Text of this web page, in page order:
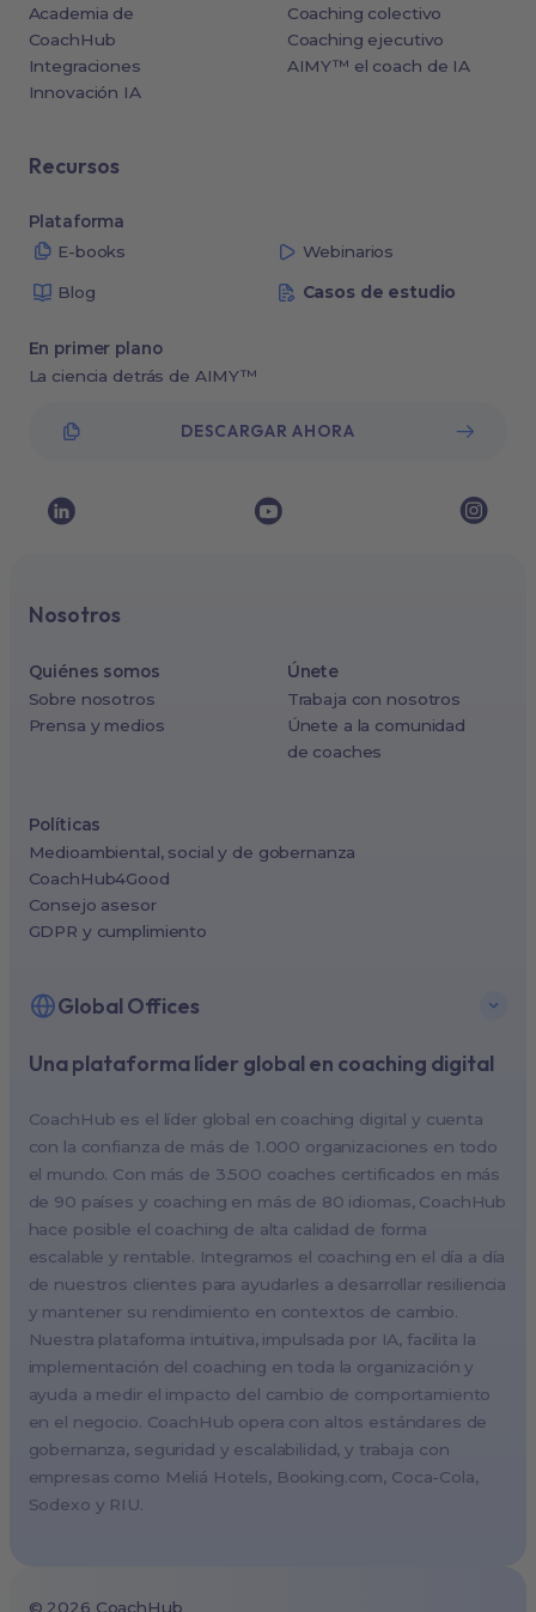
Academia de
CoachHub
Integraciones
Innovación IA
Coaching colectivo
Coaching ejecutivo
AIMY™ el coach de IA
Recursos
Plataforma
E-books
Webinarios
Blog Casos de estudio
En primer plano
La ciencia detrás de AIMY™
DESCARGAR AHORA
Una plataforma líder global en coaching digital
CoachHub es el líder global en coaching digital y cuenta
con la confianza de más de 1.000 organizaciones en todo
el mundo. Con más de 3.500 coaches certificados en más
de 90 países y coaching en más de 80 idiomas, CoachHub
hace posible el coaching de alta calidad de forma
escalable y rentable. Integramos el coaching en el día a día
de nuestros clientes para ayudarles a desarrollar resiliencia
y mantener su rendimiento en contextos de cambio.
Nuestra plataforma intuitiva, impulsada por IA, facilita la
implementación del coaching en toda la organización y
ayuda a medir el impacto del cambio de comportamiento
en el negocio. CoachHub opera con altos estándares de
gobernanza, seguridad y escalabilidad, y trabaja con
empresas como Meliá Hotels, Booking.com, Coca-Cola,
Sodexo y RIU.
Nosotros
Quiénes somos
Sobre nosotros
Prensa y medios
Únete
Trabaja con nosotros
Únete a la comunidad
de coaches
Políticas
Medioambiental, social y de gobernanza
CoachHub4Good
Consejo asesor
GDPR y cumplimiento
Global Offices
New York, USA (North America HQ)
Singapore, Singapore (APAC HQ)
London, UK
Paris, France
Melbourne, Australia
Amsterdam, Netherlands
Milan, Italy
Madrid, Spain
Stockholm, Sweden
Vienna, Austria
Copenhagen, Denmark
Brussels, Belgium
Cape Town, South Africa
© 2026 CoachHub